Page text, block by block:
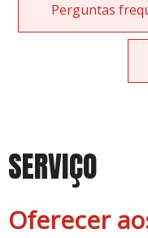
Perguntas
SERVIÇO
Oferecer